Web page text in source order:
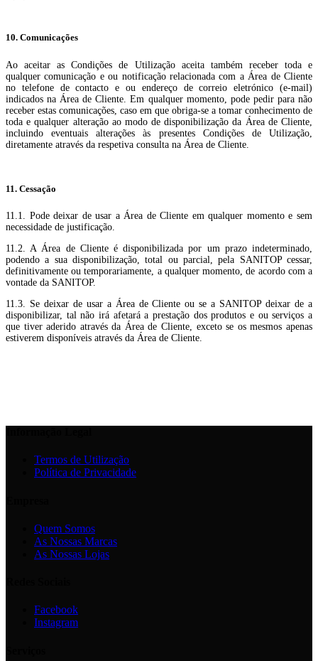
10. Comunicações
Ao aceitar as Condições de Utilização aceita também receber toda e
qualquer comunicação e ou notificação relacionada com a Área de Cliente
no telefone de contacto e ou endereço de correio eletrónico (e-mail)
indicados na Área de Cliente. Em qualquer momento, pode pedir para não
receber estas comunicações, caso em que obriga-se a tomar conhecimento de
toda e qualquer alteração ao modo de disponibilização da Área de Cliente,
incluindo eventuais alterações às presentes Condições de Utilização,
diretamente através da respetiva consulta na Área de Cliente.
11. Cessação
11.1. Pode deixar de usar a Área de Cliente em qualquer momento e sem
necessidade de justificação.
11.2. A Área de Cliente é disponibilizada por um prazo indeterminado,
podendo a sua disponibilização, total ou parcial, pela SANITOP cessar,
definitivamente ou temporariamente, a qualquer momento, de acordo com a
vontade da SANITOP.
11.3. Se deixar de usar a Área de Cliente ou se a SANITOP deixar de a
disponibilizar, tal não irá afetará a prestação dos produtos e ou serviços a
que tiver aderido através da Área de Cliente, exceto se os mesmos apenas
estiverem disponíveis através da Área de Cliente.
Termos de Utilização
Política de Privacidade
Quem Somos
As Nossas Marcas
As Nossas Lojas
Facebook
Instagram